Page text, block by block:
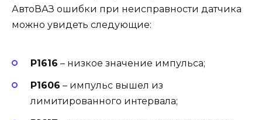
АвтоВАЗ ошибки при неисправности датчика
можно увидеть следующие:
Р1616 – низкое значение импульса;
Р1606 – импульс вышел из
лимитированного интервала;